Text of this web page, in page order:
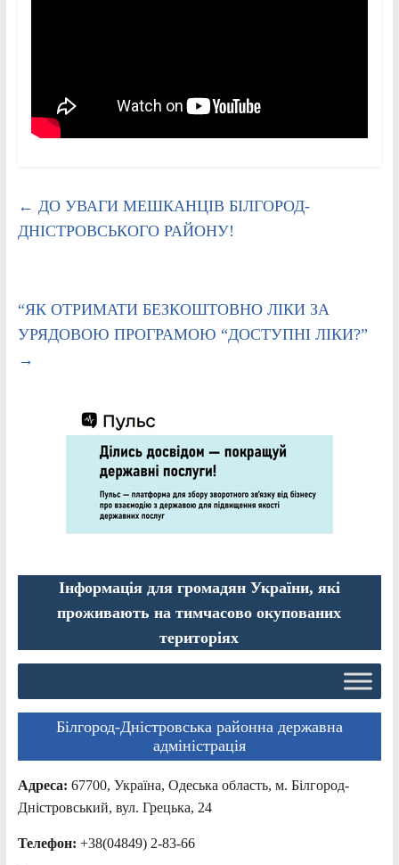
← ДО УВАГИ МЕШКАНЦІВ БІЛГОРОД-
ДНІСТРОВСЬКОГО РАЙОНУ!
“ЯК ОТРИМАТИ БЕЗКОШТОВНО ЛІКИ ЗА
УРЯДОВОЮ ПРОГРАМОЮ “ДОСТУПНІ ЛІКИ?”
→
Інформація для громадян України, які
проживають на тимчасово окупованих
територіях
Білгород-Дністровська районна державна
адміністрація
Адреса: 67700, Україна, Одеська область, м. Білгород-
Дністровський, вул. Грецька, 24
Телефон: +38(04849) 2-83-66